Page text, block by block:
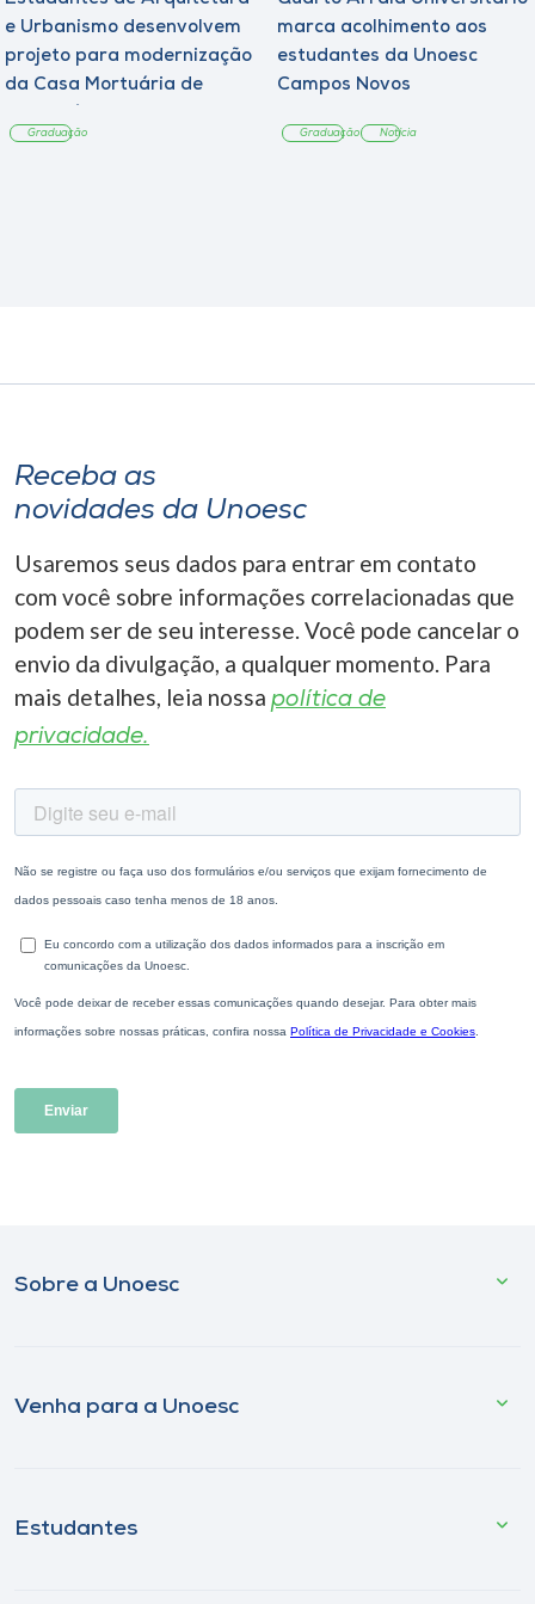
e Urbanismo desenvolvem
projeto para modernização
da Casa Mortuária de
Graduação
marca acolhimento aos
estudantes da Unoesc
Campos Novos
Graduação Notícia
Receba as
novidades da Unoesc
Usaremos seus dados para entrar em contato
com você sobre informações correlacionadas que
podem ser de seu interesse. Você pode cancelar o
envio da divulgação, a qualquer momento. Para
mais detalhes, leia nossa política de
privacidade.
Sobre a Unoesc
Venha para a Unoesc
Estudantes